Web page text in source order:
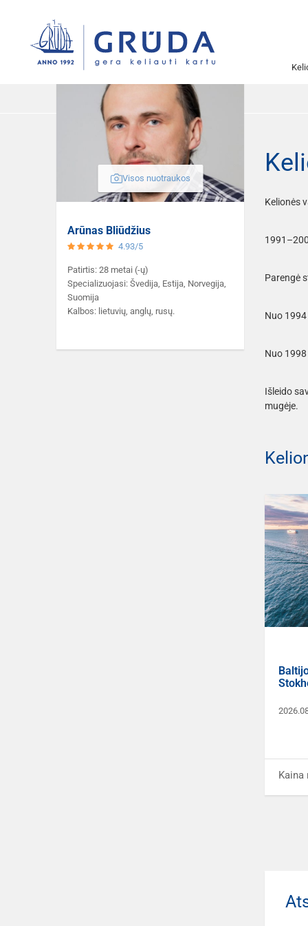
Visos nuotraukos
Arūnas Bliūdžius
4.93/5
Patirtis: 28 metai (-ų)
Specializuojasi: Švedija, Estija, Norvegija,
Suomija
Kalbos: lietuvių, anglų, rusų.
Kelionės
Parengė
Nuo
Nuo
Išleido
mugėje.
Kaina